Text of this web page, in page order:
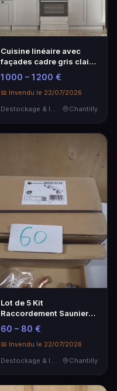
Cuisine linéaire avec
façades cadre gris clair –
Style classique
1 000 – 1 200 €
📅 Invendu le 22/07/2026
Destockage & Invendus
Chantilly
Lot de 5 Kit
Raccordement Saunier
Duval – coudes cuivre +
ra…
60 – 80 €
📅 Invendu le 22/07/2026
Destockage & Invendus
Chantilly